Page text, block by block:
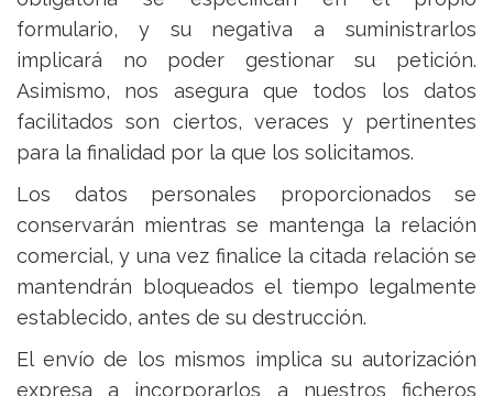
formulario, y su negativa a suministrarlos
implicará no poder gestionar su petición.
Asimismo, nos asegura que todos los datos
facilitados son ciertos, veraces y pertinentes
para la finalidad por la que los solicitamos.
Los datos personales proporcionados se
conservarán mientras se mantenga la relación
comercial, y una vez finalice la citada relación se
mantendrán bloqueados el tiempo legalmente
establecido, antes de su destrucción.
El envío de los mismos implica su autorización
expresa a incorporarlos a nuestros ficheros